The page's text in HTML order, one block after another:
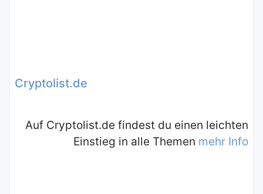
Cryptolist.de
Auf Cryptolist.de findest du einen leichten
Einstieg in alle Themen mehr Info